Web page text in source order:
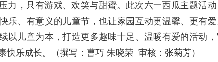
力，只有游戏、欢笑与甜蜜。此次六一西瓜主题活
乐、有意义的儿童节，也让家园互动更温馨、更有
以儿童为本，打造更多趣味十足、温暖有爱的活动
快乐成长。（撰写：曹巧 朱晓荣 审核：张菊芳）